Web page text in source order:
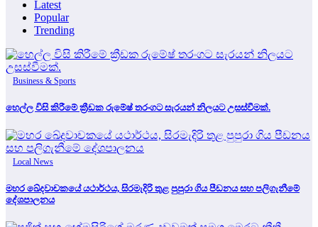
Latest
Popular
Trending
Business & Sports
හෙල්ල විසි කිරීමේ ක්‍රීඩක රුමේෂ් තරංගට සැරයන් නිලයට උසස්වීමක්.
Local News
මහර ඛේදවාචකයේ යථාර්ථය, සිරමැදිරි තුළ පුපුරා ගිය පීඩනය සහ පලිගැනීමේ
දේශපාලනය